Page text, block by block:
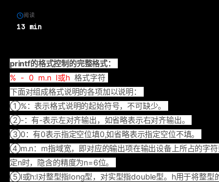
阅读
13 min
printf的格式控制的完整格式：
% - 0 m.n l或h格式字符
下面对组成格式说明的各项加以说明：
①%：表示格式说明的起始符号，不可缺少。
②-：有-表示左对齐输出，如省略表示右对齐输出。
③0：有0表示指定空位填0,如省略表示指定空位不填。
④m.n：m指域宽，即对应的输出项在输出设备上所占的字
定n时，隐含的精度为n=6位。
⑤l或h:l对整型指long型，对实型指double型。h用于将整型